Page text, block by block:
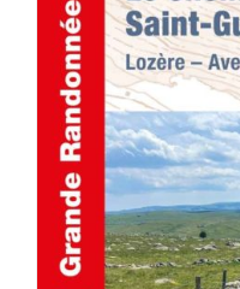
AJOUTER AU